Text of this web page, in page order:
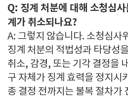
Q: 징계 처분에 대해 소청심
계가 취소되나요?
A: 그렇지 않습니다. 소청심사
징계 처분의 적법성과 타당성
취소, 감경, 또는 기각 결정을
구 자체가 징계 효력을 정지시
종 결정 전까지는 불복 절차가